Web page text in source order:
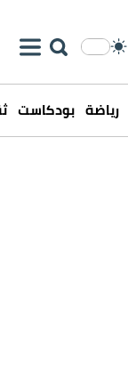
رياضة بودكاست